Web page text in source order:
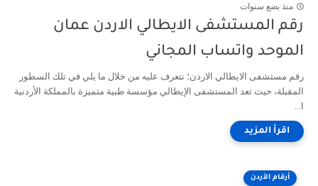
منذ بضع سنوات
رقم المستشفى الايطالي الاردن عمان
الموحد واتساب المجاني
رقم مستشفى الايطالي الاردن؛ نتعرف عليه من خلال ما يلي في تلك السطور
المقبلة، حيث تعد المستشفى الإيطالي مؤسسة طبية متميزة بالمملكة الأردنية
ا...
أرقام الأردن